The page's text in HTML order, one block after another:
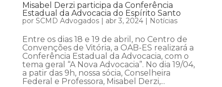
Misabel Derzi participa da Conferência
Estadual da Advocacia do Espírito Santo
por SCMD Advogados| abr 3, 2024| Notícias
Entre os dias 18 e 19 de abril, no Centro de
Convenções de Vitória, a OAB-ES realizará a
Conferência Estadual da Advocacia, com o
tema geral “A Nova Advocacia”. No dia 19/04,
a patir das 9h, nossa sócia, Conselheira
Federal e Professora, Misabel Derzi,...